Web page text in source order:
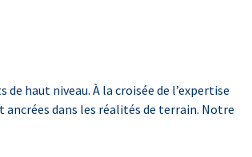
haut niveau. À la croisée de l’expertise
dans les réalités de terrain. Notre